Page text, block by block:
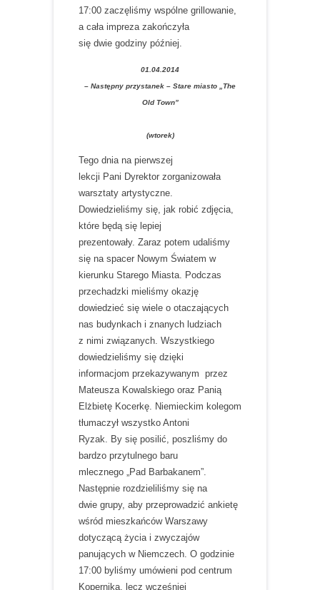
17:00 zaczęliśmy wspólne grillowanie,
a cała impreza zakończyła
się dwie godziny później.
01.04.2014
– Następny przystanek – Stare miasto „The
Old Town”
(wtorek)
Tego dnia na pierwszej
lekcji Pani Dyrektor zorganizowała
warsztaty artystyczne.
Dowiedzieliśmy się, jak robić zdjęcia,
które będą się lepiej
prezentowały. Zaraz potem udaliśmy
się na spacer Nowym Światem w
kierunku Starego Miasta. Podczas
przechadzki mieliśmy okazję
dowiedzieć się wiele o otaczających
nas budynkach i znanych ludziach
z nimi związanych. Wszystkiego
dowiedzieliśmy się dzięki
informacjom przekazywanym przez
Mateusza Kowalskiego oraz Panią
Elżbietę Kocerkę. Niemieckim kolegom
tłumaczył wszystko Antoni
Ryzak. By się posilić, poszliśmy do
bardzo przytulnego baru
mlecznego „Pad Barbakanem”.
Następnie rozdzieliliśmy się na
dwie grupy, aby przeprowadzić ankietę
wśród mieszkańców Warszawy
dotyczącą życia i zwyczajów
panujących w Niemczech. O godzinie
17:00 byliśmy umówieni pod centrum
Kopernika, lecz wcześniej